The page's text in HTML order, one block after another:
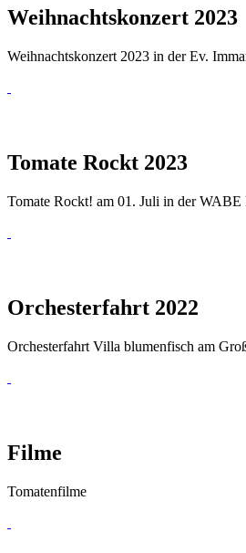
Weihnachtskonzert 2023
Weihnachtskonzert 2023 in der Ev.
Tomate Rockt 2023
Tomate Rockt! am 01. Juli in der WABE
Orchesterfahrt 2022
Orchesterfahrt Villa blumenfisch am
Filme
Tomatenfilme